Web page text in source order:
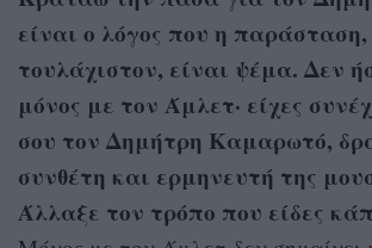
είναι ο λόγος που η παράσταση,
τουλάχιστον, είναι ψέμα. Δεν
μόνος με τον Άμλετ· είχες
σου τον Δημήτρη Καμαρωτό,
συνθέτη και ερμηνευτή της
Άλλαξε τον τρόπο που είδες